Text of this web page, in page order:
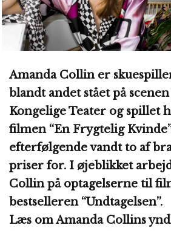
Amanda Collin er
blandt andet stået på
Kongelige Teater og spillet
filmen “En Frygtelig
efterfølgende vandt to af
priser for. I øjeblikket
Collin på optagelserne til
bestselleren “Undtagelsen”.
Læs om Amanda Collins